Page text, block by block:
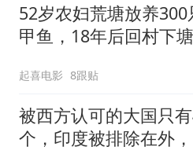
52岁农妇荒塘放养300
甲鱼，18年后回村下
起喜电影 8跟贴
被西方认可的大国只
个，印度被排除在外，